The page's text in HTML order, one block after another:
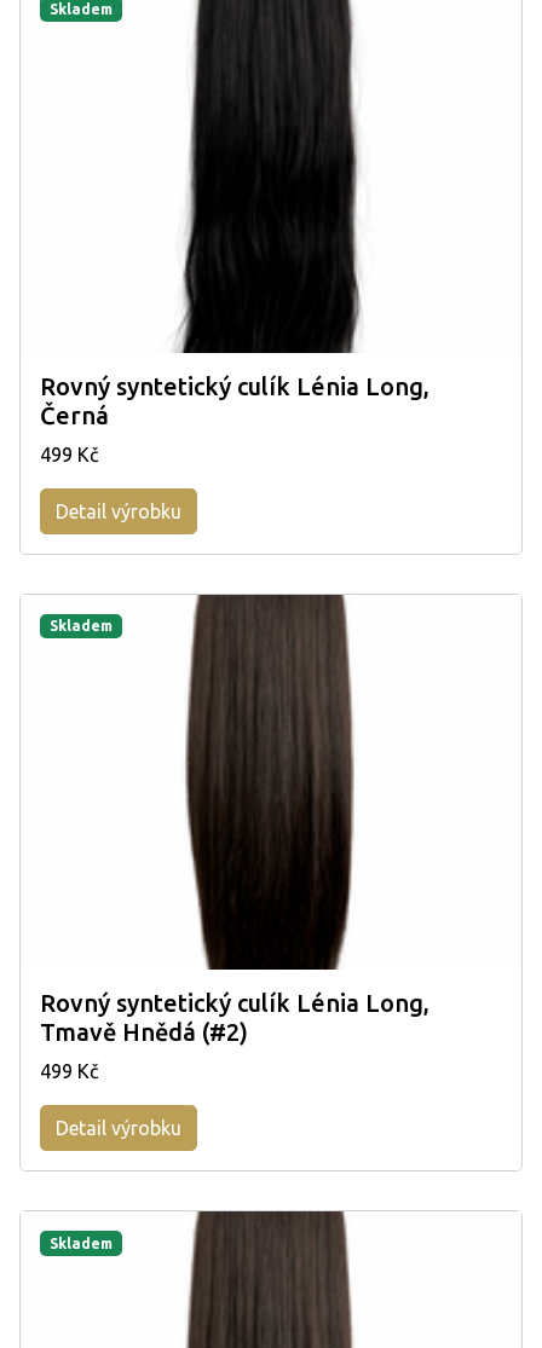
Skladem
Rovný syntetický culík Lénia Long,
Černá
499 Kč
Detail výrobku
Skladem
Rovný syntetický culík Lénia Long,
Tmavě Hnědá (#2)
499 Kč
Detail výrobku
Skladem